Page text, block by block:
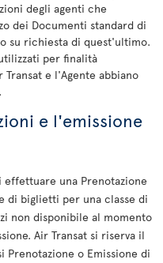
degli agenti che
dei Documenti standard di
su richiesta di quest'ultimo.
per finalità
e l'Agente abbiano
e l'emissione
una Prenotazione
di biglietti per una classe di
non disponibile al momento
Air Transat si riserva il
o Emissione di